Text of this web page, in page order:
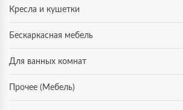
Кресла и кушетки
Бескаркасная мебель
Для ванных комнат
Прочее (Мебель)